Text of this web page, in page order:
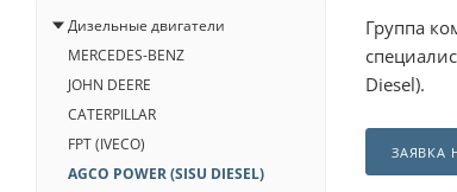
Группа
Diesel).
ЗАЯВКА
Дизельные двигатели
MERCEDES-BENZ
JOHN DEERE
CATERPILLAR
FPT (IVECO)
AGCO POWER (SISU DIESEL)